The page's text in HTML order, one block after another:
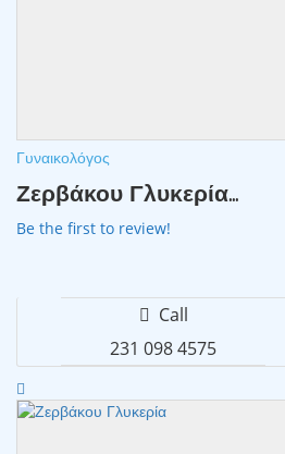
Γυναικολόγος
Ζερβάκου Γλυκερία...
Be the first to review!
Call
231 098 4575